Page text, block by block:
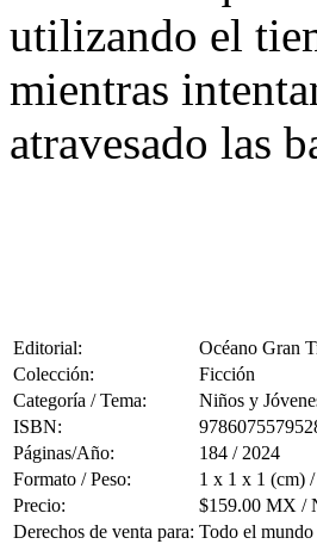
utilizando el
mientras
atravesado las
Editorial:
Océano Gran
Colección:
Ficción
Categoría / Tema:
Niños y
ISBN:
Páginas/Año:
184 / 2024
Formato / Peso:
1 x 1 x 1 (cm)
Precio:
$159.00 MX /
Derechos de venta para: Todo el mundo